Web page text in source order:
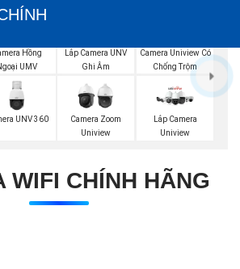
Hồng
UMV
Lắp Camera UNV
Ghi Âm
Camera Uniview Có
Chống Trộm
UNV 360
Camera Zoom
Uniview
Lắp Camera
Uniview
WIFI CHÍNH HÃNG